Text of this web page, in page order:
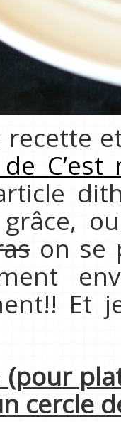
recette
grâce,
on se
Et
cercle